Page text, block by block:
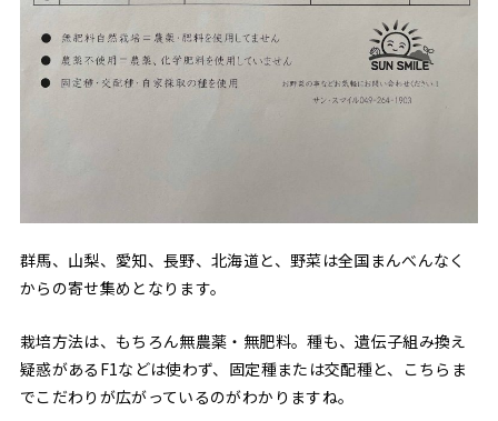
群馬、山梨、愛知、長野、北海道と、野菜は全国まんべんなく
からの寄せ集めとなります。
栽培方法は、もちろん無農薬・無肥料。種も、遺伝子組み換え
疑惑があるF1などは使わず、固定種または交配種と、こちらま
でこだわりが広がっているのがわかりますね。